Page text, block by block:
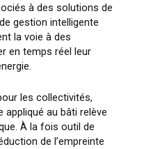
à des solutions de
gestion intelligente
la voie à des
en temps réel leur
les collectivités,
au bâti relève
À la fois outil de
de l’empreinte